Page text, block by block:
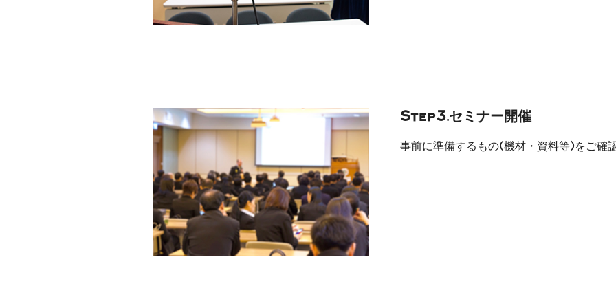
Step3.セミナー開催
事前に準備するもの(機材・資料等)をご確